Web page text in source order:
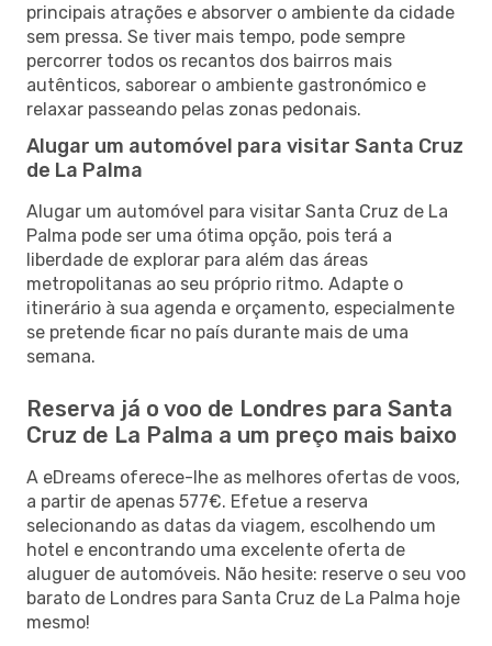
principais atrações e absorver o ambiente da cidade
sem pressa. Se tiver mais tempo, pode sempre
percorrer todos os recantos dos bairros mais
autênticos, saborear o ambiente gastronómico e
relaxar passeando pelas zonas pedonais.
Alugar um automóvel para visitar Santa Cruz
de La Palma
Alugar um automóvel para visitar Santa Cruz de La
Palma pode ser uma ótima opção, pois terá a
liberdade de explorar para além das áreas
metropolitanas ao seu próprio ritmo. Adapte o
itinerário à sua agenda e orçamento, especialmente
se pretende ficar no país durante mais de uma
semana.
Reserva já o voo de Londres para Santa
Cruz de La Palma a um preço mais baixo
A eDreams oferece-lhe as melhores ofertas de voos,
a partir de apenas 577€. Efetue a reserva
selecionando as datas da viagem, escolhendo um
hotel e encontrando uma excelente oferta de
aluguer de automóveis. Não hesite: reserve o seu voo
barato de Londres para Santa Cruz de La Palma hoje
mesmo!